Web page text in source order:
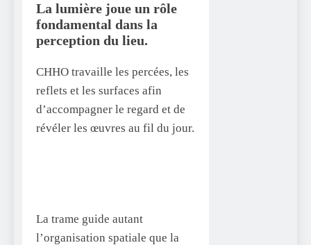
La lumière joue un rôle
fondamental dans la
perception du lieu.
CHHO travaille les percées, les
reflets et les surfaces afin
d’accompagner le regard et de
révéler les œuvres au fil du jour.
La trame guide autant
l’organisation spatiale que la